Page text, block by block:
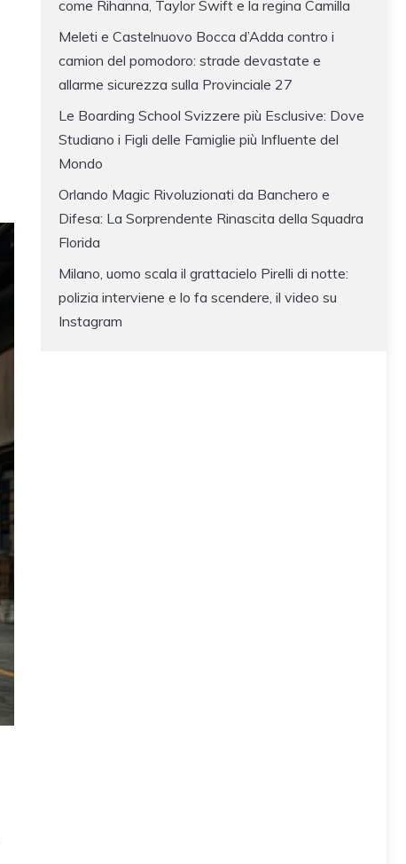
come Rihanna, Taylor Swift e la regina Camilla
Meleti e Castelnuovo Bocca d’Adda contro i
camion del pomodoro: strade devastate e
allarme sicurezza sulla Provinciale 27
Le Boarding School Svizzere più Esclusive: Dove
Studiano i Figli delle Famiglie più Influente del
Mondo
Orlando Magic Rivoluzionati da Banchero e
Difesa: La Sorprendente Rinascita della Squadra
Florida
Milano, uomo scala il grattacielo Pirelli di notte:
polizia interviene e lo fa scendere, il video su
Instagram